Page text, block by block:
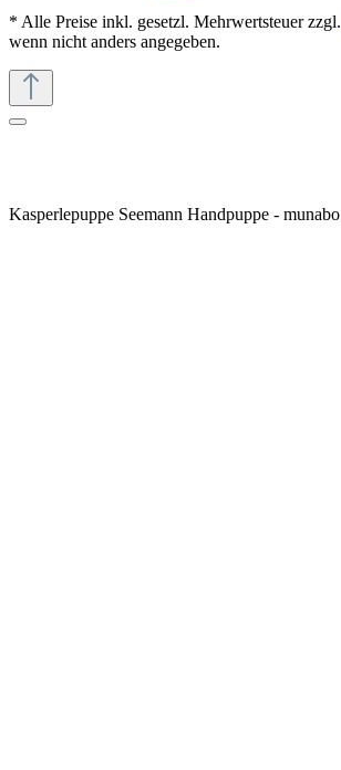
Kasperlepuppe Seemann Handpuppe - munabo
* Alle Preise inkl. gesetzl. Mehrwertsteuer zzgl.
wenn nicht anders angegeben.